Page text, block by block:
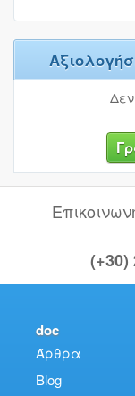
(+30)
doc
Άρθρα
Blog